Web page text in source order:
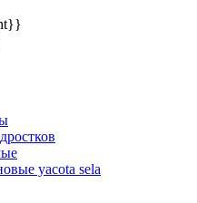
yacota sela